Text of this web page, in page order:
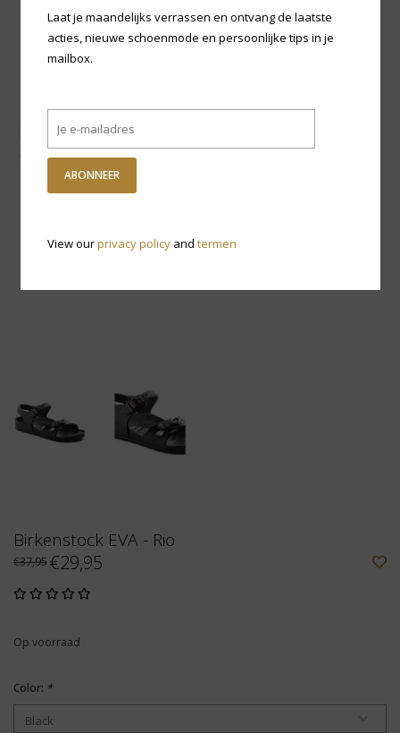
Birkenstock EVA - Rio
€37,95€29,95
Op voorraad
Color: *
Laat je maandelijks verrassen en ontvang de laatste
acties, nieuwe schoenmode en persoonlijke tips in je
mailbox.
ABONNEER
View ourprivacy policyand termen